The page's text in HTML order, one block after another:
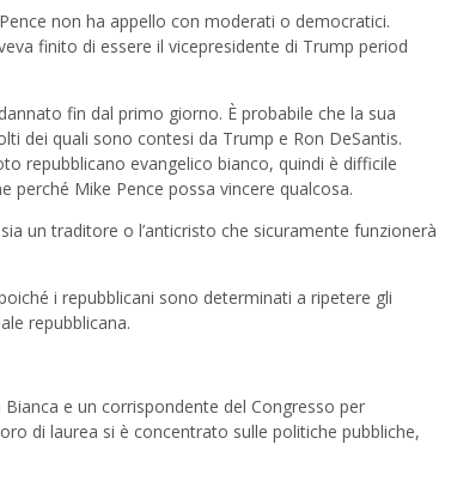
non ha appello con moderati o democratici.
finito di essere il vicepresidente di Trump period
fin dal primo giorno. È probabile che la sua
dei quali sono contesi da Trump e Ron DeSantis.
repubblicano evangelico bianco, quindi è difficile
perché Mike Pence possa vincere qualcosa.
un traditore o l’anticristo che sicuramente funzionerà
i repubblicani sono determinati a ripetere gli
repubblicana.
e un corrispondente del Congresso per
di laurea si è concentrato sulle politiche pubbliche,